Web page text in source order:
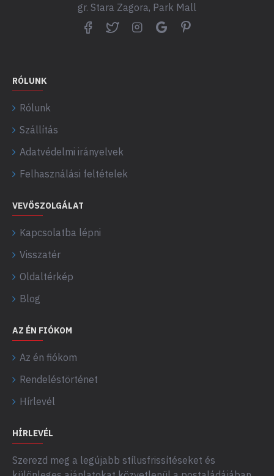
gr. Stara Zagora, Park Mall
RÓLUNK
Rólunk
Szállítás
Adatvédelmi irányelvek
Felhasználási feltételek
VEVŐSZOLGÁLAT
Kapcsolatba lépni
Visszatér
Oldaltérkép
Blog
AZ ÉN FIÓKOM
Az én fiókom
Rendeléstörténet
Hírlevél
HÍRLEVÉL
Szerezd meg a legújabb stílusfrissítéseket és